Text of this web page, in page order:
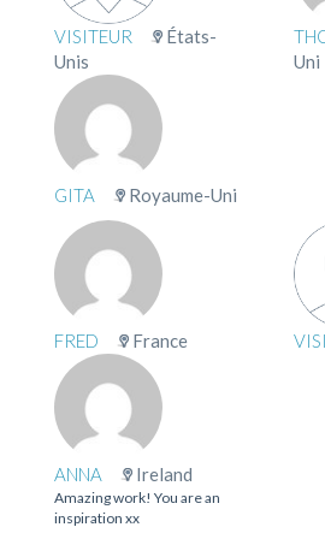
VISITEUR
États-
Unis
Uni
GITA Royaume-Uni
FRED France
ANNA Ireland
Amazing work! You are an
inspiration xx